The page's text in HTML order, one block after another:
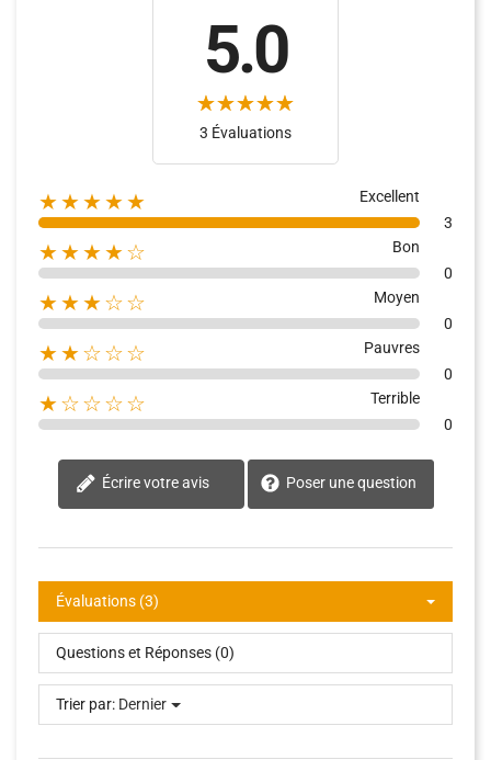
5.0
3 Évaluations
★★★★★
Excellent
3
★★★★☆
Bon
0
★★★☆☆
Moyen
0
★★☆☆☆
Pauvres
0
★☆☆☆☆
Terrible
0
Écrire votre avis Poser une question
Évaluations (3)
Questions et Réponses (0)
Trier par: Dernier